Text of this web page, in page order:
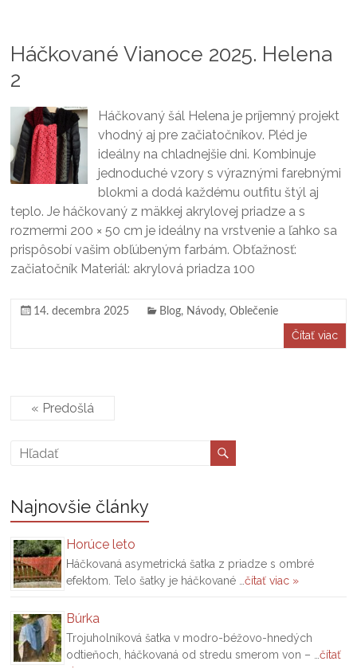
Háčkované Vianoce 2025. Helena
2
Háčkovaný šál Helena je príjemný projekt
vhodný aj pre začiatočníkov. Pléd je
ideálny na chladnejšie dni. Kombinuje
jednoduché vzory s výraznými farebnými
blokmi a dodá každému outfitu štýl aj
teplo. Je háčkovaný z mäkkej akrylovej priadze a s
rozmermi 200 × 50 cm je ideálny na vrstvenie a ľahko sa
prispôsobí vašim obľúbeným farbám. Obťažnosť:
začiatočník Materiál: akrylová priadza 100
14. decembra 2025 Blog, Návody,Oblečenie
Čítať viac
« Predošlá
Najnovšie články
Horúce leto
Háčkovaná asymetrická šatka z priadze s ombré
efektom. Telo šatky je háčkované …čítať viac »
Búrka
Trojuholníková šatka v modro-béžovo-hnedých
odtieňoch, háčkovaná od stredu smerom von – …čítať